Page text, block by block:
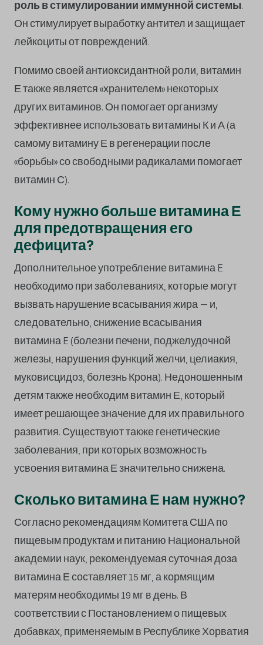
роль в стимулировании иммунной системы.
Он стимулирует выработку антител и защищает
лейкоциты от повреждений.
Помимо своей антиоксидантной роли, витамин
Е также является «хранителем» некоторых
других витаминов. Он помогает организму
эффективнее использовать витамины К и А (а
самому витамину Е в регенерации после
«борьбы» со свободными радикалами помогает
витамин С).
Кому нужно больше витамина Е
для предотвращения его
дефицита?
Дополнительное употребление витамина E
необходимо при заболеваниях, которые могут
вызвать нарушение всасывания жира – и,
следовательно, снижение всасывания
витамина E (болезни печени, поджелудочной
железы, нарушения функций желчи, целиакия,
муковисцидоз, болезнь Крона). Недоношенным
детям также необходим витамин Е, который
имеет решающее значение для их правильного
развития. Существуют также генетические
заболевания, при которых возможность
усвоения витамина Е значительно снижена.
Сколько витамина Е нам нужно?
Согласно рекомендациям Комитета США по
пищевым продуктам и питанию Национальной
академии наук, рекомендуемая суточная доза
витамина Е составляет 15 мг, а кормящим
матерям необходимы 19 мг в день. В
соответствии с Постановлением о пищевых
добавках, применяемым в Республике Хорватия